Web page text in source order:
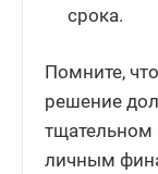
срока.
Помните,
решение
тщательном
личным